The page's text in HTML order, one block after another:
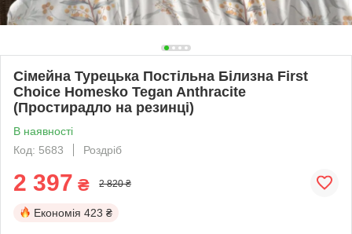
Сімейна Турецька Постільна Білизна First
Choice Homesko Tegan Anthracite
(Простирадло на резинці)
В наявності
Код: 5683
Роздріб
2 397 ₴ 2 820 ₴
Економія 423 ₴